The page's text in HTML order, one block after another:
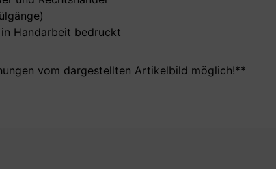
Handarbeit bedruckt
vom dargestellten Artikelbild möglich!**